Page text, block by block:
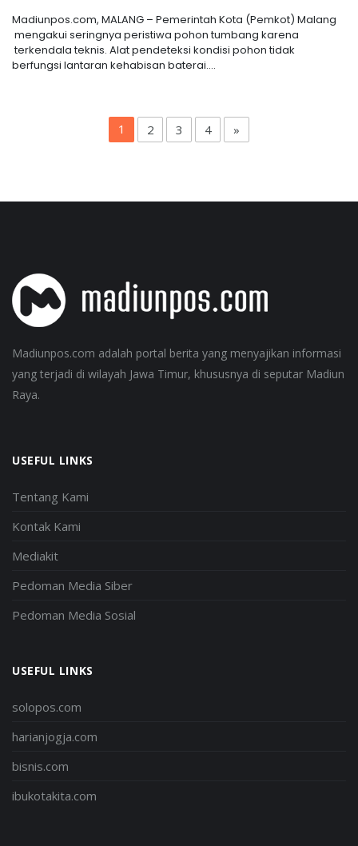
Madiunpos.com, MALANG – Pemerintah Kota (Pemkot) Malang
mengakui seringnya peristiwa pohon tumbang karena
terkendala teknis. Alat pendeteksi kondisi pohon tidak
berfungsi lantaran kehabisan baterai....
1 2 3 4 »
Madiunpos.com adalah portal berita yang menyajikan informasi
yang terjadi di wilayah Jawa Timur, khususnya di seputar Madiun
Raya.
USEFUL LINKS
Tentang Kami
Kontak Kami
Mediakit
Pedoman Media Siber
Pedoman Media Sosial
USEFUL LINKS
solopos.com
harianjogja.com
bisnis.com
ibukotakita.com